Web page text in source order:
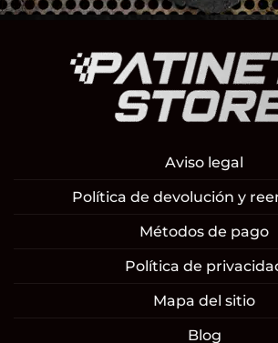
Aviso legal
Política de devolución y
Métodos de pago
Política de
Mapa del sitio
Blog